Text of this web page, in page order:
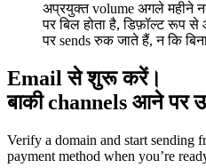
अप्रयुक्त volume अगले महीने
पर बिल होता है, डिफ़ॉल्ट रूप
पर sends रुक जाते हैं, न कि
Email से शुरू करें।
बाकी channels आने पर
Verify a domain and start sending
payment method when you’re